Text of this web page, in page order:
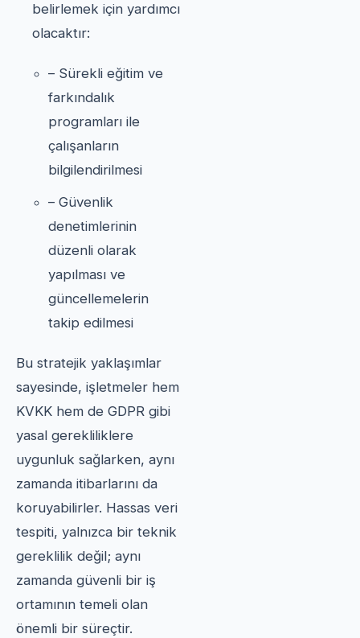
belirlemek için yardımcı
olacaktır:
– Sürekli eğitim ve
farkındalık
programları ile
çalışanların
bilgilendirilmesi
– Güvenlik
denetimlerinin
düzenli olarak
yapılması ve
güncellemelerin
takip edilmesi
Bu stratejik yaklaşımlar
sayesinde, işletmeler hem
KVKK hem de GDPR gibi
yasal gerekliliklere
uygunluk sağlarken, aynı
zamanda itibarlarını da
koruyabilirler. Hassas veri
tespiti, yalnızca bir teknik
gereklilik değil; aynı
zamanda güvenli bir iş
ortamının temeli olan
önemli bir süreçtir.